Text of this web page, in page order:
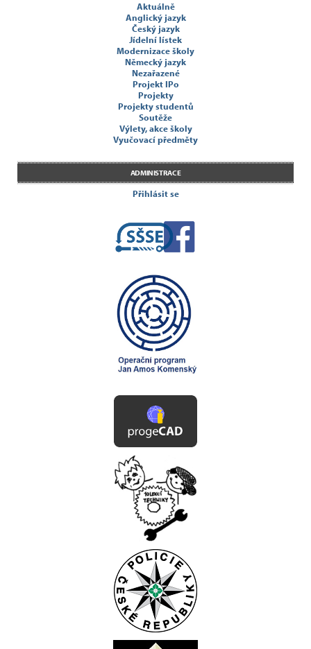
Aktuálně
Anglický jazyk
Český jazyk
Jídelní lístek
Modernizace školy
Německý jazyk
Nezařazené
Projekt IPo
Projekty
Projekty studentů
Soutěže
Výlety, akce školy
Vyučovací předměty
ADMINISTRACE
Přihlásit se